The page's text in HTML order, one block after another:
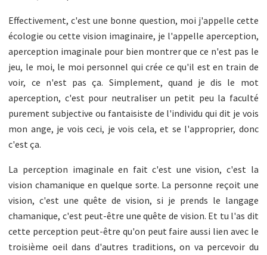
Effectivement, c'est une bonne question, moi j'appelle cette
écologie ou cette vision imaginaire, je l'appelle aperception,
aperception imaginale pour bien montrer que ce n'est pas le
jeu, le moi, le moi personnel qui crée ce qu'il est en train de
voir, ce n'est pas ça. Simplement, quand je dis le mot
aperception, c'est pour neutraliser un petit peu la faculté
purement subjective ou fantaisiste de l'individu qui dit je vois
mon ange, je vois ceci, je vois cela, et se l'approprier, donc
c'est ça.
La perception imaginale en fait c'est une vision, c'est la
vision chamanique en quelque sorte. La personne reçoit une
vision, c'est une quête de vision, si je prends le langage
chamanique, c'est peut-être une quête de vision. Et tu l'as dit
cette perception peut-être qu'on peut faire aussi lien avec le
troisième oeil dans d'autres traditions, on va percevoir du